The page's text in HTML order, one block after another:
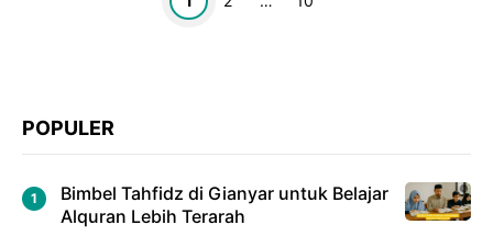
POPULER
Bimbel Tahfidz di Gianyar untuk Belajar
Alquran Lebih Terarah